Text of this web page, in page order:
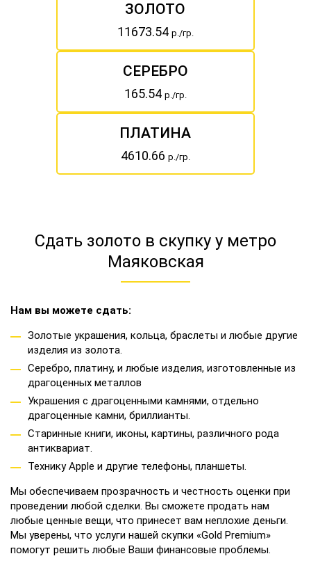
ЗОЛОТО
11673.54 р./гр.
СЕРЕБРО
165.54 р./гр.
ПЛАТИНА
4610.66 р./гр.
Сдать золото в скупку у метро
Маяковская
Нам вы можете сдать:
Золотые украшения, кольца, браслеты и любые другие
изделия из золота.
Серебро, платину, и любые изделия, изготовленные из
драгоценных металлов
Украшения с драгоценными камнями, отдельно
драгоценные камни, бриллианты.
Старинные книги, иконы, картины, различного рода
антиквариат.
Технику Apple и другие телефоны, планшеты.
Мы обеспечиваем прозрачность и честность оценки при
проведении любой сделки. Вы сможете продать нам
любые ценные вещи, что принесет вам неплохие деньги.
Мы уверены, что услуги нашей скупки «Gold Premium»
помогут решить любые Ваши финансовые проблемы.